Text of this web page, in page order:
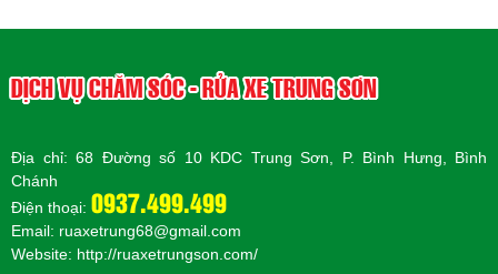
DỊCH VỤ CHĂM SÓC - RỬA XE TRUNG SƠN
Địa chỉ: 68 Đường số 10 KDC Trung Sơn, P. Bình Hưng, Bình
Chánh
Điện thoại: 0937.499.499
Email: ruaxetrung68@gmail.com
Website: http://ruaxetrungson.com/